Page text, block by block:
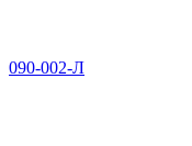
090-002-Л